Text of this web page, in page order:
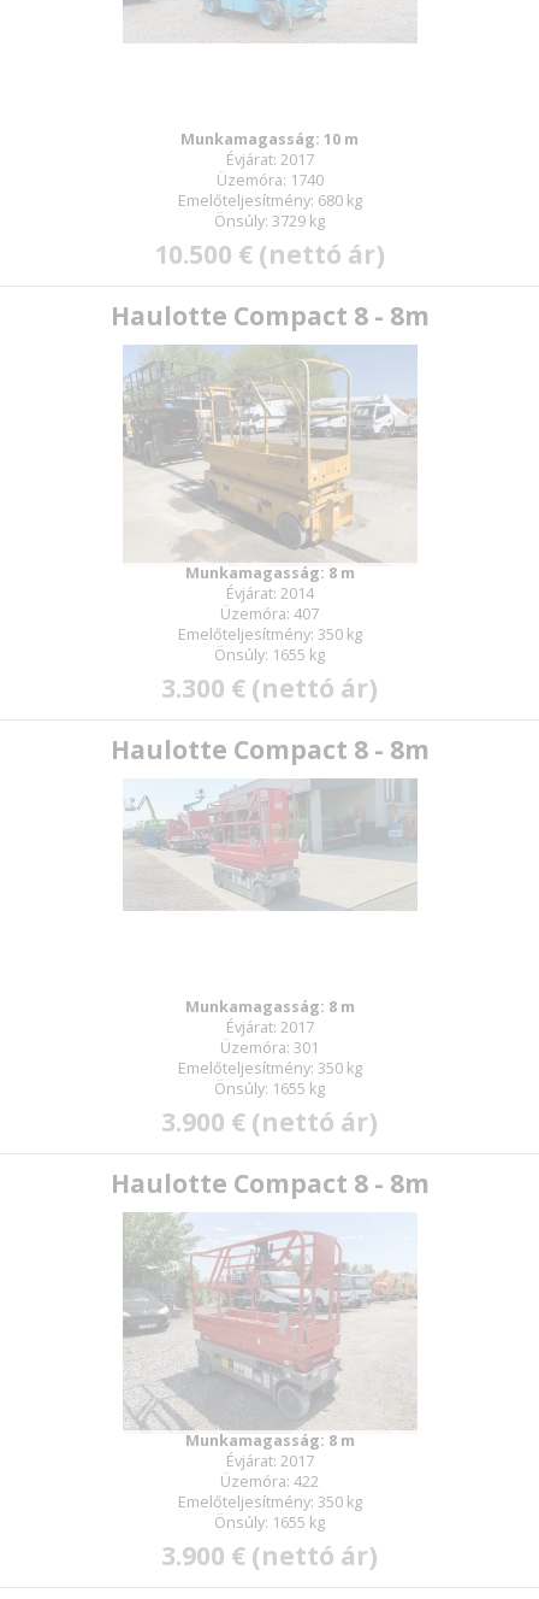
Munkamagasság: 10 m
Évjárat: 2017
Üzemóra: 1740
Emelőteljesítmény: 680 kg
Önsúly: 3729 kg
10.500 € (nettó ár)
Haulotte Compact 8 - 8m
Munkamagasság: 8 m
Évjárat: 2014
Üzemóra: 407
Emelőteljesítmény: 350 kg
Önsúly: 1655 kg
3.300 € (nettó ár)
Haulotte Compact 8 - 8m
Munkamagasság: 8 m
Évjárat: 2017
Üzemóra: 301
Emelőteljesítmény: 350 kg
Önsúly: 1655 kg
3.900 € (nettó ár)
Haulotte Compact 8 - 8m
Munkamagasság: 8 m
Évjárat: 2017
Üzemóra: 422
Emelőteljesítmény: 350 kg
Önsúly: 1655 kg
3.900 € (nettó ár)